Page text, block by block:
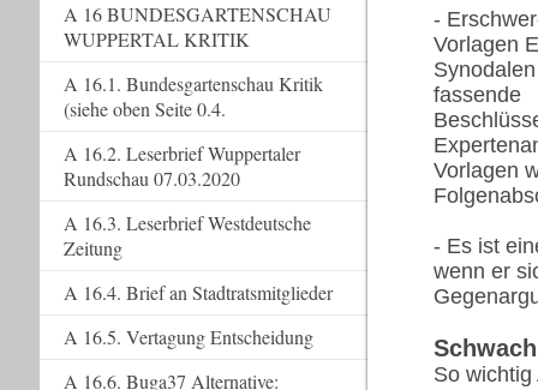
-
Vorlagen
fassende
Vorlagen
- Es ist
wenn er
So
A 16 BUNDESGARTENSCHAU
WUPPERTAL KRITIK
A 16.1. Bundesgartenschau Kritik
(siehe oben Seite 0.4.
A 16.2. Leserbrief Wuppertaler
Rundschau 07.03.2020
A 16.3. Leserbrief Westdeutsche
Zeitung
A 16.4. Brief an Stadtratsmitglieder
A 16.5. Vertagung Entscheidung
A 16.6. Buga37 Alternative: